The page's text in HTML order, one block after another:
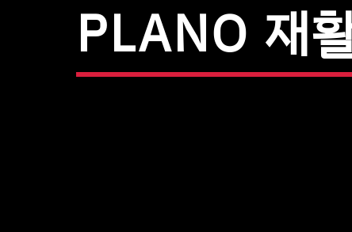
PLANO 재